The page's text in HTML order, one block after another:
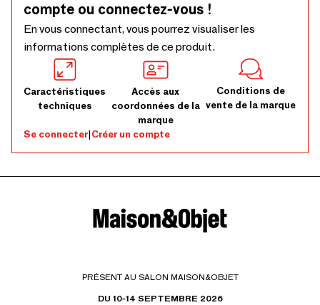
compte ou connectez-vous !
En vous connectant, vous pourrez visualiser les
informations complètes de ce produit.
Caractéristiques
techniques
Accès aux
coordonnées de la
marque
Conditions de
vente de la marque
Se connecter|Créer un compte
PRÉSENT AU SALON MAISON&OBJET
DU 10-14 SEPTEMBRE 2026